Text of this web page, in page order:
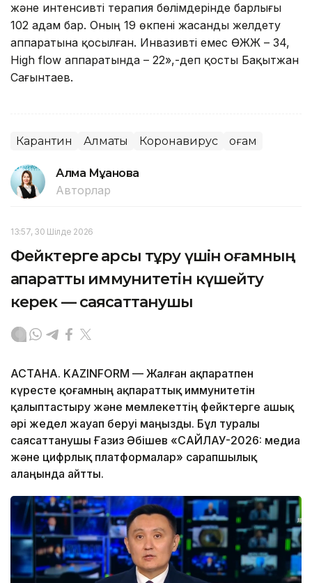
және интенсивті терапия бөлімдерінде барлығы
102 адам бар. Оның 19 өкпені жасанды желдету
аппаратына қосылған. Инвазивті емес ӨЖЖ – 34,
High flow аппаратында – 22»,-деп қосты Бақытжан
Сағынтаев.
Карантин Алматы Коронавирус Қоғам
Алма Мұқанова
Авторлар
13:57, 30 Шілде 2026
Фейктерге қарсы тұру үшін қоғамның
ақпараттық иммунитетін күшейту
керек — саясаттанушы
АСТАНА. KAZINFORM — Жалған ақпаратпен
күресте қоғамның ақпараттық иммунитетін
қалыптастыру және мемлекеттің фейктерге ашық
әрі жедел жауап беруі маңызды. Бұл туралы
саясаттанушы Ғазиз Әбішев «САЙЛАУ-2026: медиа
және цифрлық платформалар» сарапшылық
алаңында айтты.